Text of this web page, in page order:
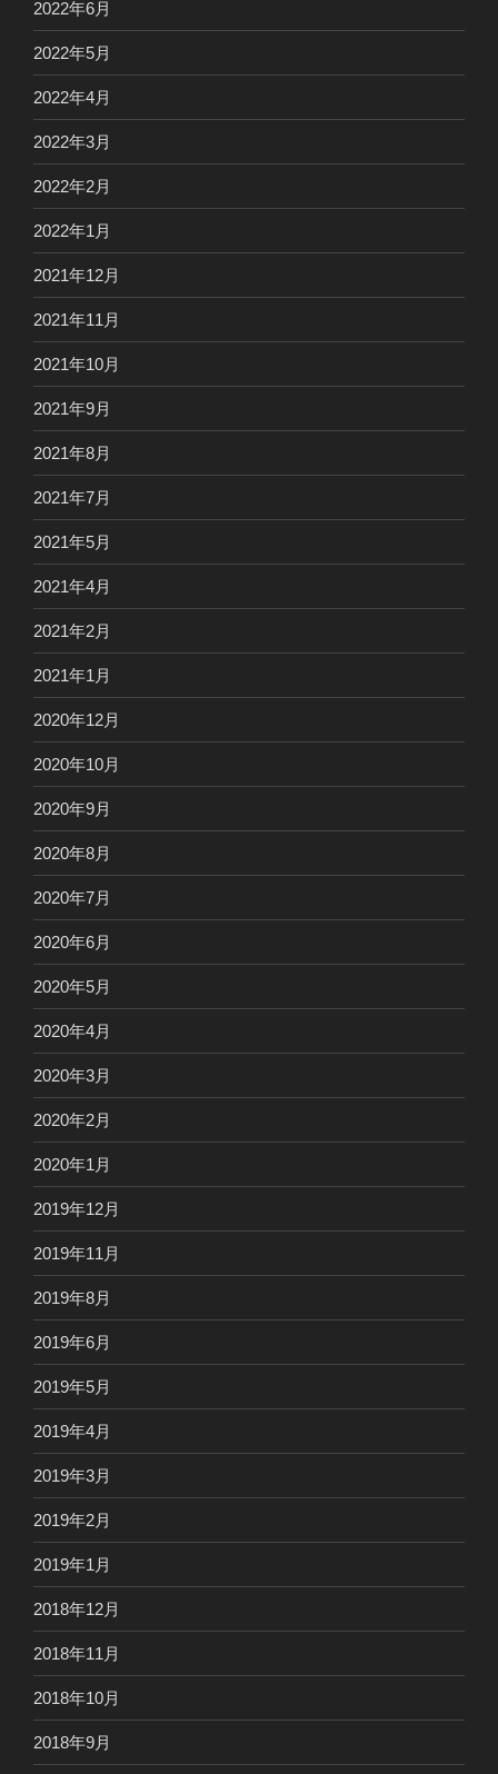
2022年6月
2022年5月
2022年4月
2022年3月
2022年2月
2022年1月
2021年12月
2021年11月
2021年10月
2021年9月
2021年8月
2021年7月
2021年5月
2021年4月
2021年2月
2021年1月
2020年12月
2020年10月
2020年9月
2020年8月
2020年7月
2020年6月
2020年5月
2020年4月
2020年3月
2020年2月
2020年1月
2019年12月
2019年11月
2019年8月
2019年6月
2019年5月
2019年4月
2019年3月
2019年2月
2019年1月
2018年12月
2018年11月
2018年10月
2018年9月